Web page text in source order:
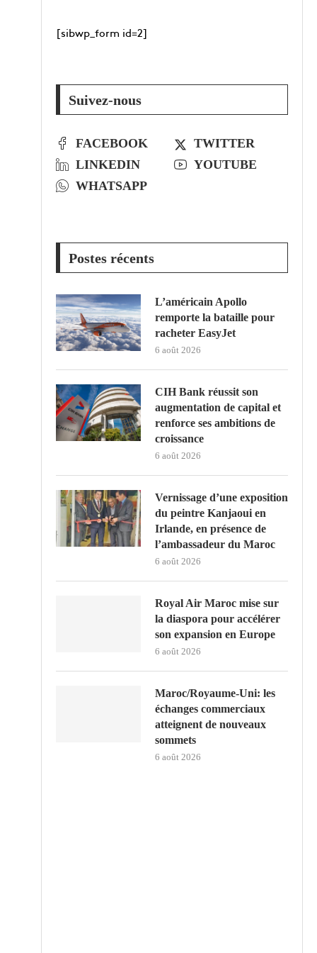
[sibwp_form id=2]
Suivez-nous
FACEBOOK
TWITTER
LINKEDIN
YOUTUBE
WHATSAPP
Postes récents
L’américain Apollo
remporte la bataille pour
racheter EasyJet
6 août 2026
CIH Bank réussit son
augmentation de capital et
renforce ses ambitions de
croissance
6 août 2026
Vernissage d’une exposition
du peintre Kanjaoui en
Irlande, en présence de
l’ambassadeur du Maroc
6 août 2026
Royal Air Maroc mise sur
la diaspora pour accélérer
son expansion en Europe
6 août 2026
Maroc/Royaume-Uni: les
échanges commerciaux
atteignent de nouveaux
sommets
6 août 2026